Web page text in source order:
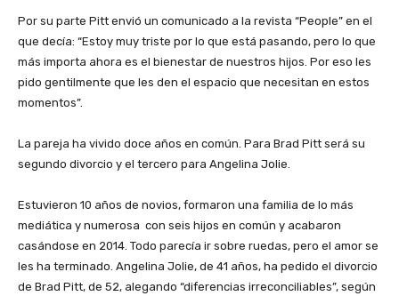
Por su parte Pitt envió un comunicado a la revista “People” en el
que decía: “Estoy muy triste por lo que está pasando, pero lo que
más importa ahora es el bienestar de nuestros hijos. Por eso les
pido gentilmente que les den el espacio que necesitan en estos
momentos”.
La pareja ha vivido doce años en común. Para Brad Pitt será su
segundo divorcio y el tercero para Angelina Jolie.
Estuvieron 10 años de novios, formaron una familia de lo más
mediática y numerosa con seis hijos en común y acabaron
casándose en 2014. Todo parecía ir sobre ruedas, pero el amor se
les ha terminado. Angelina Jolie, de 41 años, ha pedido el divorcio
de Brad Pitt, de 52, alegando “diferencias irreconciliables”, según